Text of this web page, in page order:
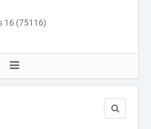
16 (75116)